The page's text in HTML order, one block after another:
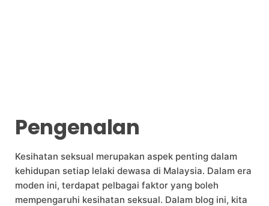
Pengenalan
Kesihatan seksual merupakan aspek penting dalam
kehidupan setiap lelaki dewasa di Malaysia. Dalam era
moden ini, terdapat pelbagai faktor yang boleh
mempengaruhi kesihatan seksual. Dalam blog ini, kita